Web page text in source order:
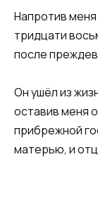
Напротив
тридцати
после
Он ушёл из
оставив меня
прибрежной
матерью, и